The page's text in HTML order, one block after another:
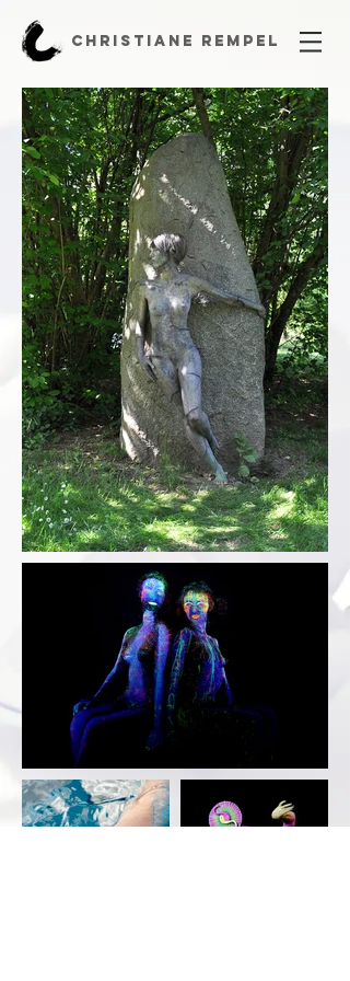
CHRISTIANE REMPEL